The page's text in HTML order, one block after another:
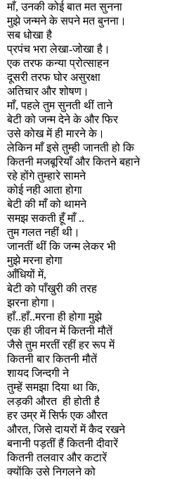
माँ,उनकी कोई बात मत सुनना
मुझे जन्मने के सपने मत बुनना।
सब धोखा है
प्रपंच भरा लेखा-जोखा है।
एक तरफ कन्या प्रोत्साहन
दूसरी तरफ घोर असुरक्षा
अतिचार और शोषण।
माँ,पहले तुम सुनती थीं ताने
बेटी को जन्म देने के और फिर
उसे कोख में ही मारने के।
लेकिन माँ इसे तुम्ही जानती हो कि
कितनी मजबूरियाँ और कितने बहाने
रहे होंगे तुम्हारे सामने
कोई नही आता होगा
बेटी की माँ को थामने
समझ सकती हूँ माँ ..
तुम गलत नहीं थी।
जानतीं थीं कि जन्म लेकर भी
मुझे मरना होगा
आँधियों में,
बेटी को पाँखुरी की तरह
झरना होगा।
हाँ..हाँ..मरना ही होगा मुझे
एक ही जीवन में कितनी मौतें
जैसे तुम मरतीं रहीं हर रूप में
कितनी बार कितनी मौतें
शायद जिन्दगी ने
तुम्हें समझा दिया था कि,
लड़की औरत ही होती है
हर उम्र में सिर्फ एक औरत
औरत,जिसे दायरों में कैद रखने
बनानी पड़तीं हैं कितनी दीवारें
कितनी तलवार और कटारें
क्योंकि उसे निगलने को